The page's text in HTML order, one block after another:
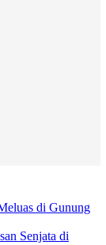
di Gunung
Senjata di